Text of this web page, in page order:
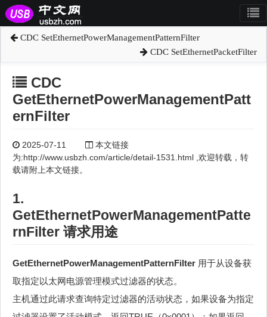
CDC SetEthernetPowerManagementPatternFilter
CDC SetEthernetPacketFilter
CDC
GetEthernetPowerManagementPatt
ernFilter
2025-07-11
本文链接
为:http://www.usbzh.com/article/detail-1531.html ,欢迎转载，转
载请附上本文链接。
1.
GetEthernetPowerManagementPatte
rnFilter 请求用途
GetEthernetPowerManagementPatternFilter 用于从设备获
取指定以太网电源管理模式过滤器的状态。
主机通过此请求查询特定过滤器的活动状态，如果设备为指定